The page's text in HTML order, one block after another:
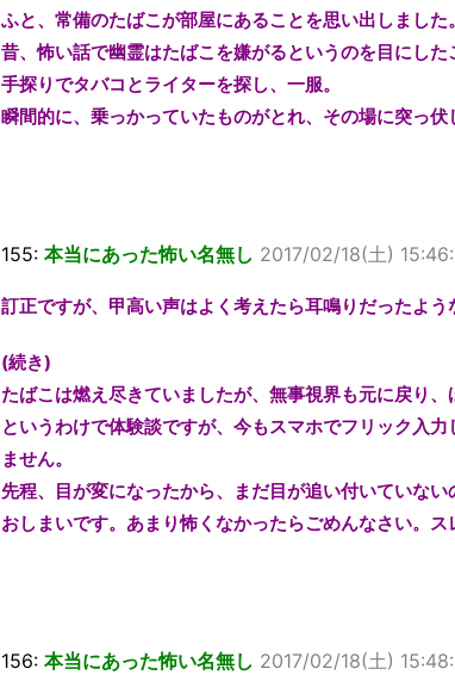
ふと、常備のたばこが部屋にあることを思い出しました。
昔、怖い話で幽霊はたばこを嫌がるというのを目にした
手探りでタバコとライターを探し、一服。
瞬間的に、乗っかっていたものがとれ、その場に突っ伏
155: 本当にあった怖い名無し 2017/02/18(土)
訂正ですが、甲高い声はよく考えたら耳鳴りだったよう
(続き)
たばこは燃え尽きていましたが、無事視界も元に戻り、
というわけで体験談ですが、今もスマホでフリック入
ません。
先程、目が変になったから、まだ目が追い付いていない
おしまいです。あまり怖くなかったらごめんなさい。ス
156: 本当にあった怖い名無し 2017/02/18(土)